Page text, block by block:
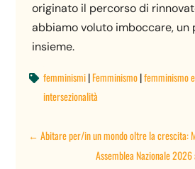
originato il percorso di
abbiamo voluto imboccare, un
insieme.
 femminismi|Femminismo|femminismo
intersezionalità
←Abitare per/in un mondo oltre la crescita:
Assemblea Nazionale